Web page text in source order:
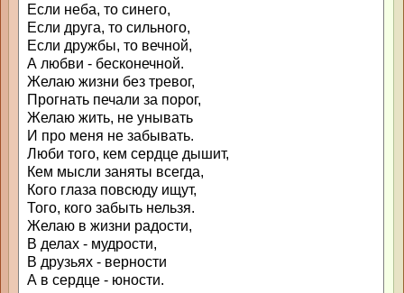
Если неба, то синего,
Если друга, то сильного,
Если дружбы, то вечной,
А любви - бесконечной.
Желаю жизни без тревог,
Прогнать печали за порог,
Желаю жить, не унывать
И про меня не забывать.
Люби того, кем сердце дышит,
Кем мысли заняты всегда,
Кого глаза повсюду ищут,
Того, кого забыть нельзя.
Желаю в жизни радости,
В делах - мудрости,
В друзьях - верности
А в сердце - юности.